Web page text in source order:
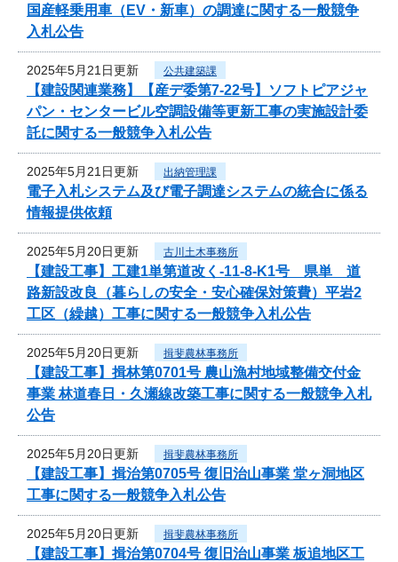
国産軽乗用車（EV・新車）の調達に関する一般競争
入札公告
2025年5月21日更新 公共建築課
【建設関連業務】【産デ委第7-22号】ソフトピアジャ
パン・センタービル空調設備等更新工事の実施設計委
託に関する一般競争入札公告
2025年5月21日更新 出納管理課
電子入札システム及び電子調達システムの統合に係る
情報提供依頼
2025年5月20日更新 古川土木事務所
【建設工事】工建1単第道改く-11-8-K1号 県単 道
路新設改良（暮らしの安全・安心確保対策費）平岩2
工区（繰越）工事に関する一般競争入札公告
2025年5月20日更新 揖斐農林事務所
【建設工事】揖林第0701号 農山漁村地域整備交付金
事業 林道春日・久瀬線改築工事に関する一般競争入札
公告
2025年5月20日更新 揖斐農林事務所
【建設工事】揖治第0705号 復旧治山事業 堂ヶ洞地区
工事に関する一般競争入札公告
2025年5月20日更新 揖斐農林事務所
【建設工事】揖治第0704号 復旧治山事業 板追地区工